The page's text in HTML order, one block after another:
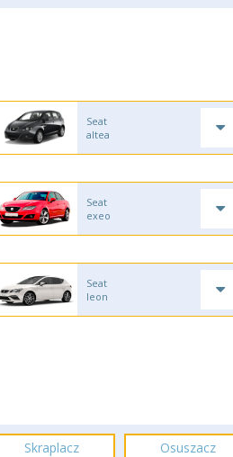
Seat
altea
Seat
exeo
Seat
leon
Skraplacz Osuszacz